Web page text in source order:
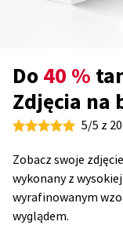
Do40 %
Zdjęcia na
5/5 z
Zobacz swoje
wykonany z
wyrafinowanym
wyglądem.